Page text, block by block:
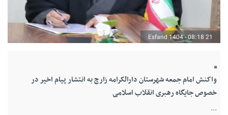
21 Esfand 1404 - 08:18
واکنش امام جمعه شهرستان دارالکرامه زارچ به انتشار پیام اخیر در
خصوص جایگاه رهبری انقلاب اسلامی
...